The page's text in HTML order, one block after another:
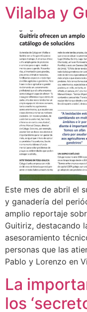
Vilalba y
Este mes de abril el
y ganadería del
amplio reportaje
Guitiriz, destacando
asesoramiento
personas que las
Pablo y Lorenzo en
La
los